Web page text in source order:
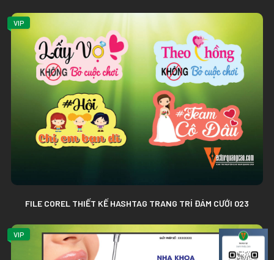
VIP
FILE COREL THIẾT KẾ HASHTAG TRANG TRÍ ĐÁM CƯỚI 023
VIP